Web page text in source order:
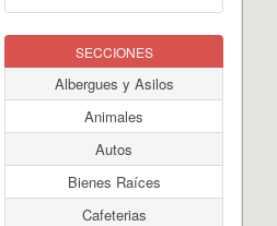
SECCIONES
Albergues y Asilos
Animales
Autos
Bienes Raíces
Cafeterias